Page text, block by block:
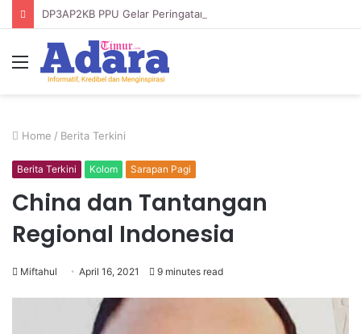
Menu
Home / Berita Terkini
Berita Terkini Kolom Sarapan Pagi
China dan Tantangan
Regional Indonesia
Miftahul April 16, 2021 9 minutes read